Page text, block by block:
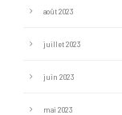
août 2023
juillet 2023
juin 2023
mai 2023